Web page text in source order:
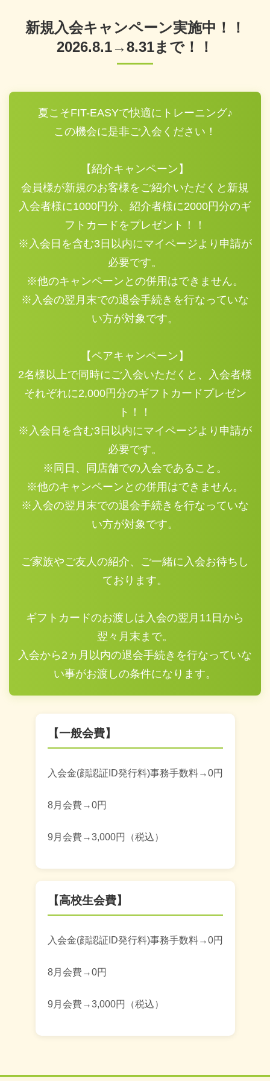
新規入会キャンペーン実施中！！
2026.8.1→8.31まで！！
夏こそFIT-EASYで快適にトレーニング♪
この機会に是非ご入会ください！
【紹介キャンペーン】
会員様が新規のお客様をご紹介いただくと新規
入会者様に1000円分、紹介者様に2000円分のギ
フトカードをプレゼント！！
※入会日を含む3日以内にマイページより申請が
必要です。
※他のキャンペーンとの併用はできません。
※入会の翌月末での退会手続きを行なっていな
い方が対象です。
【ペアキャンペーン】
2名様以上で同時にご入会いただくと、入会者様
それぞれに2,000円分のギフトカードプレゼン
ト！！
※入会日を含む3日以内にマイページより申請が
必要です。
※同日、同店舗での入会であること。
※他のキャンペーンとの併用はできません。
※入会の翌月末での退会手続きを行なっていな
い方が対象です。
ご家族やご友人の紹介、ご一緒に入会お待ちし
ております。
ギフトカードのお渡しは入会の翌月11日から
翌々月末まで。
入会から2ヵ月以内の退会手続きを行なっていな
い事がお渡しの条件になります。
【一般会費】
入会金(顔認証ID発行料)事務手数料→0円
8月会費→0円
9月会費→3,000円（税込）
【高校生会費】
入会金(顔認証ID発行料)事務手数料→0円
8月会費→0円
9月会費→3,000円（税込）